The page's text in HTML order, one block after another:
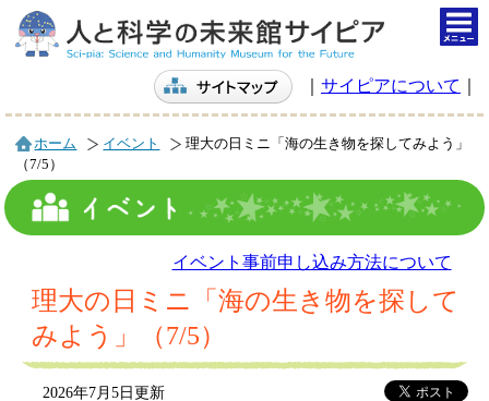
サイピアについて
ホーム イベント
理大の日ミニ「海の生き物を探してみよう」
（7/5）
イベント事前申し込み方法について
理大の日ミニ「海の生き物を探して
みよう」（7/5）
2026年7月5日更新